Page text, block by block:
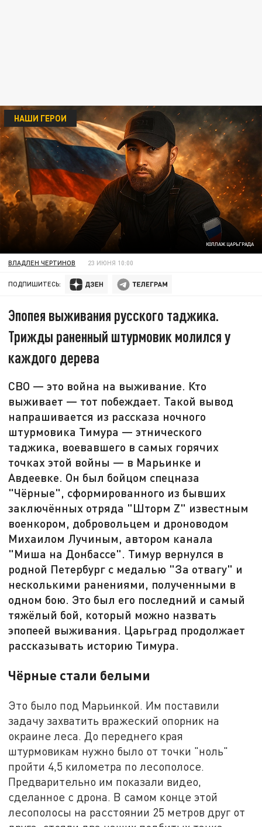
КОЛЛАЖ ЦАРЬГРАДА
НАШИ ГЕРОИ
ВЛАДЛЕН ЧЕРТИНОВ 23 ИЮНЯ 10:00
ПОДПИШИТЕСЬ:
Эпопея выживания русского таджика.
Трижды раненный штурмовик молился у
каждого дерева
СВО — это война на выживание. Кто
выживает — тот побеждает. Такой вывод
напрашивается из рассказа ночного
штурмовика Тимура — этнического
таджика, воевавшего в самых горячих
точках этой войны — в Марьинке и
Авдеевке. Он был бойцом спецназа
"Чёрные", сформированного из бывших
заключённых отряда "Шторм Z" известным
военкором, добровольцем и дроноводом
Михаилом Лучиным, автором канала
"Миша на Донбассе". Тимур вернулся в
родной Петербург с медалью "За отвагу" и
несколькими ранениями, полученными в
одном бою. Это был его последний и самый
тяжёлый бой, который можно назвать
эпопеей выживания. Царьград продолжает
рассказывать историю Тимура.
Чёрные стали белыми
Это было под Марьинкой. Им поставили
задачу захватить вражеский опорник на
окраине леса. До переднего края
штурмовикам нужно было от точки "ноль"
пройти 4,5 километра по лесополосе.
Предварительно им показали видео,
сделанное с дрона. В самом конце этой
лесополосы на расстоянии 25 метров друг от